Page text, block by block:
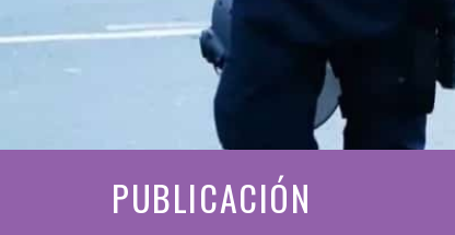
PUBLICACIÓN